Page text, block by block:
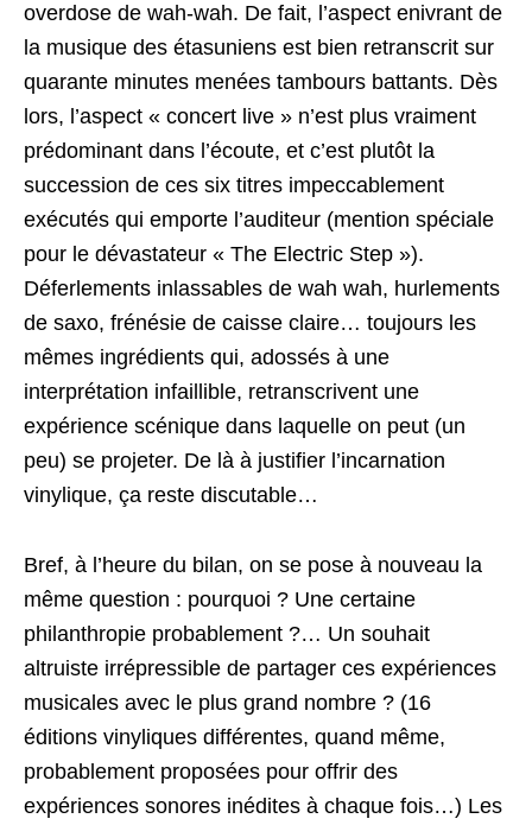
overdose de wah-wah. De fait, l’aspect enivrant de
la musique des étasuniens est bien retranscrit sur
quarante minutes menées tambours battants. Dès
lors, l’aspect « concert live » n’est plus vraiment
prédominant dans l’écoute, et c’est plutôt la
succession de ces six titres impeccablement
exécutés qui emporte l’auditeur (mention spéciale
pour le dévastateur « The Electric Step »).
Déferlements inlassables de wah wah, hurlements
de saxo, frénésie de caisse claire… toujours les
mêmes ingrédients qui, adossés à une
interprétation infaillible, retranscrivent une
expérience scénique dans laquelle on peut (un
peu) se projeter. De là à justifier l’incarnation
vinylique, ça reste discutable…
Bref, à l’heure du bilan, on se pose à nouveau la
même question : pourquoi ? Une certaine
philanthropie probablement ?… Un souhait
altruiste irrépressible de partager ces expériences
musicales avec le plus grand nombre ? (16
éditions vinyliques différentes, quand même,
probablement proposées pour offrir des
expériences sonores inédites à chaque fois…) Les